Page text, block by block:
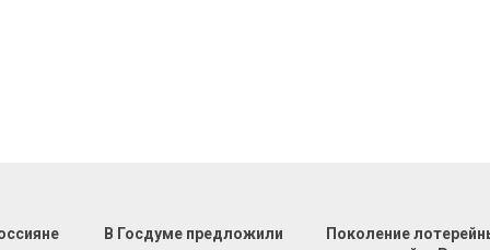
В Госдуме предложили
Поколение